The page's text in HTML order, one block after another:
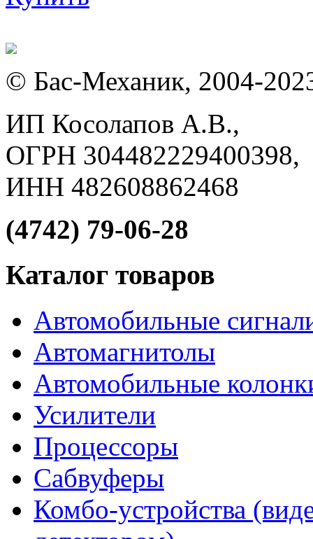
© Бас-Механик, 2004-
ИП Косолапов А.В.,
ОГРН 304482229400398,
ИНН 482608862468
(4742) 79-06-28
Каталог товаров
Автомобильные
Автомагнитолы
Автомобильные
Усилители
Процессоры
Сабвуферы
Комбо-устройства